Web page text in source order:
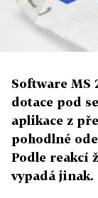
Software MS
dotace pod
aplikace z
pohodlné
Podle reakcí
vypadá jinak.